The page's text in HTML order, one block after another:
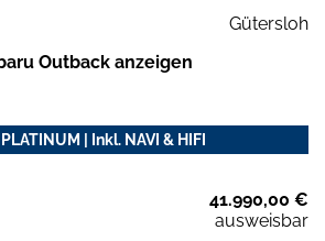
Gütersloh
Outback anzeigen
| Inkl. NAVI & HIFI
41.990,00 €
ausweisbar